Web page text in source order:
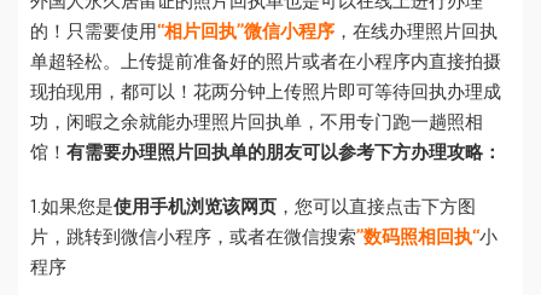
的！只需要使用“相片回执”微信小程序 ，在线办理照片回执
单超轻松。上传提前准备好的照片或者在小程序内直接拍摄
现拍现用，都可以！花两分钟上传照片即可等待回执办理成
功，闲暇之余就能办理照片回执单，不用专门跑一趟照相
馆！ 有需要办理照片回执单的朋友可以参考下方办理攻略：
1.如果您是使用手机浏览该网页 ，您可以直接点击下方图
片，跳转到微信小程序，或者在微信搜索”数码照相回执“小
程序